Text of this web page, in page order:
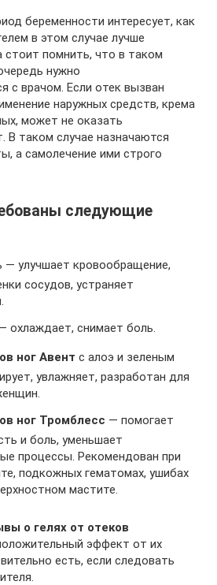
беременности интересует, как
в этом случае лучше
стоит помнить, что в таком
нужно
с врачом. Если отек вызван
наружных средств, крема
может не оказать
таком случае назначаются
а самолечение ими строго
следующие
— улучшает кровообращение,
сосудов, устраняет
охлаждает, снимает боль.
ног Авент с алоэ и зеленым
увлажняет, разработан для
ног Тромблесс — помогает
и боль, уменьшает
процессы. Рекомендован при
подкожных гематомах, ушибах
мастите.
о гелях от отеков
эффект от их
есть, если следовать